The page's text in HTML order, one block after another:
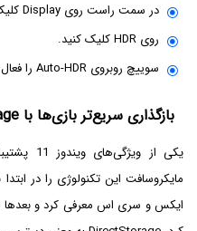
در سمت راست روی Display کلیک کنید.
روی HDR کلیک کنید.
سوییچ روبروی Auto-HDR را فعال کنید.
بازگذاری سریع‌تر بازی‌ها با DirectStorage
مایکروسافت این تکنولوژی را در